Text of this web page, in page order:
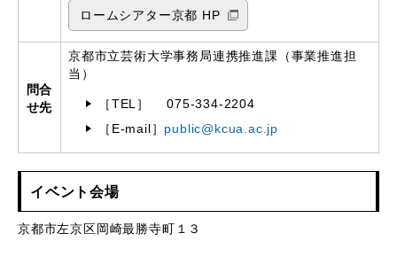
ロームシアター京都 HP
問合
せ先
京都市立芸術大学事務局連携推進課（事業推進担
当）
［TEL］ 075-334-2204
［E-mail］ public@kcua.ac.jp
イベント会場
京都市左京区岡崎最勝寺町１３